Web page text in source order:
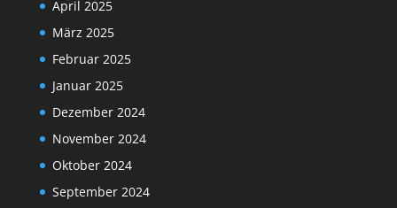
April 2025
März 2025
Februar 2025
Januar 2025
Dezember 2024
November 2024
Oktober 2024
September 2024